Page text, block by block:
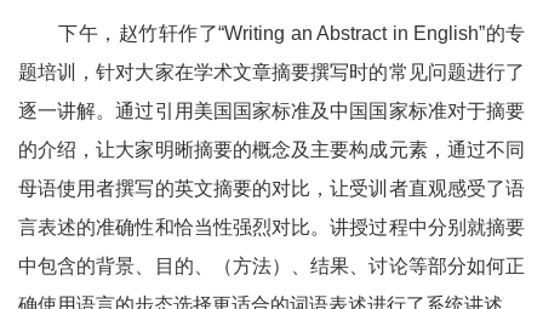
下午，赵竹轩作了“Writing an Abstract in English”的专
题培训，针对大家在学术文章摘要撰写时的常见问题进行了
逐一讲解。通过引用美国国家标准及中国国家标准对于摘要
的介绍，让大家明晰摘要的概念及主要构成元素，通过不同
母语使用者撰写的英文摘要的对比，让受训者直观感受了语
言表述的准确性和恰当性强烈对比。讲授过程中分别就摘要
中包含的背景、目的、（方法）、结果、讨论等部分如何正
确使用语言的步态选择更适合的词语表述进行了系统讲述。